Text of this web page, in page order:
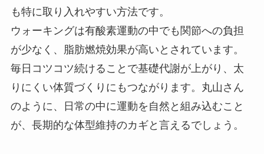
も特に取り入れやすい方法です。
ウォーキングは有酸素運動の中でも関節への負担
が少なく、脂肪燃焼効果が高いとされています。
毎日コツコツ続けることで基礎代謝が上がり、太
りにくい体質づくりにもつながります。丸山さん
のように、日常の中に運動を自然と組み込むこと
が、長期的な体型維持のカギと言えるでしょう。